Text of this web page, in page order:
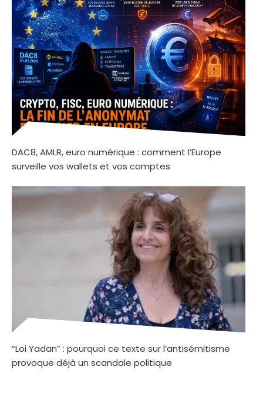
DAC8, AMLR, euro numérique : comment l’Europe
surveille vos wallets et vos comptes
“Loi Yadan” : pourquoi ce texte sur l’antisémitisme
provoque déjà un scandale politique